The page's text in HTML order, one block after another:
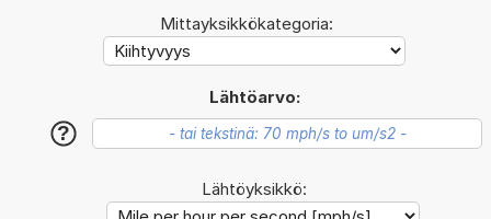
Mittayksikkökategoria:
Lähtöarvo:
?
Lähtöyksikkö: